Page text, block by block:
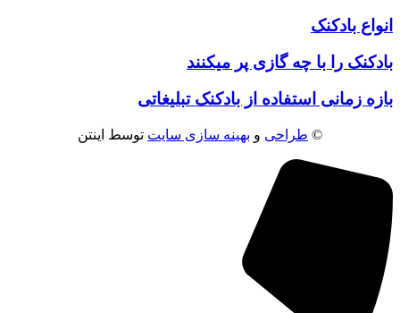
انواع بادکنک
بادکنک را با چه گازی پر میکنند
بازه زمانی استفاده از بادکنک تبلیغاتی
© طراحی و بهینه سازی سایت توسط اینتن